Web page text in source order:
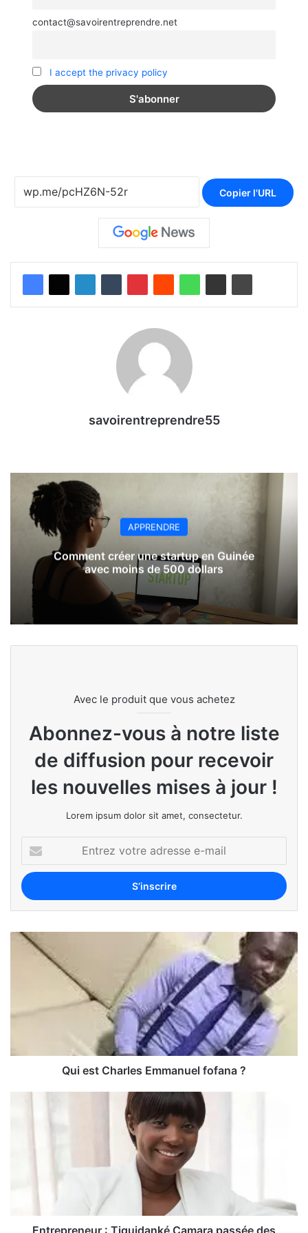
contact@savoirentreprendre.net
I accept the privacy policy
Copier l'URL
savoirentreprendre55
APPRENDRE
Comment créer une startup en Guinée
avec moins de 500 dollars
Avec le produit que vous achetez
Abonnez-vous à notre liste
de diffusion pour recevoir
les nouvelles mises à jour !
Lorem ipsum dolor sit amet, consectetur.
Qui est Charles Emmanuel fofana ?
Entrepreneur : Tiguidanké Camara passée des